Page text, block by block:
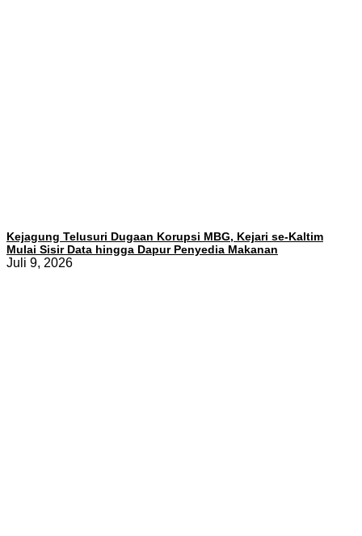
Kejagung Telusuri Dugaan Korupsi MBG, Kejari se-Kaltim
Mulai Sisir Data hingga Dapur Penyedia Makanan
Juli 9, 2026